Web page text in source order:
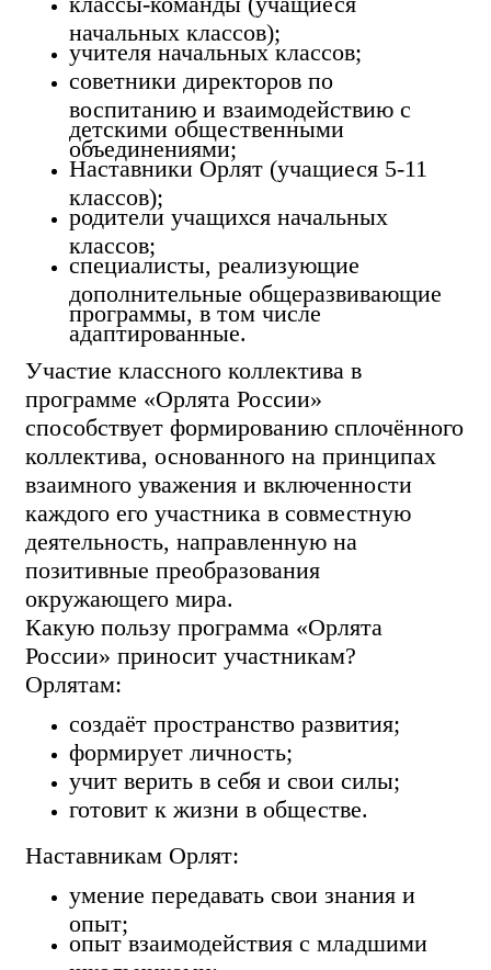
начальных классов);
учителя начальных классов;
советники директоров по
воспитанию и взаимодействию с
детскими общественными
объединениями;
Наставники Орлят (учащиеся 5-11
классов);
родители учащихся начальных
классов;
специалисты, реализующие
дополнительные общеразвивающие
программы, в том числе
адаптированные.
Участие классного коллектива в
программе «Орлята России»
способствует формированию сплочённого
коллектива, основанного на принципах
взаимного уважения и включенности
каждого его участника в совместную
деятельность, направленную на
позитивные преобразования
окружающего мира.
Какую пользу программа «Орлята
России» приносит участникам?
Орлятам:
создаёт пространство развития;
формирует личность;
учит верить в себя и свои силы;
готовит к жизни в обществе.
Наставникам Орлят:
умение передавать свои знания и
опыт;
опыт взаимодействия с младшими